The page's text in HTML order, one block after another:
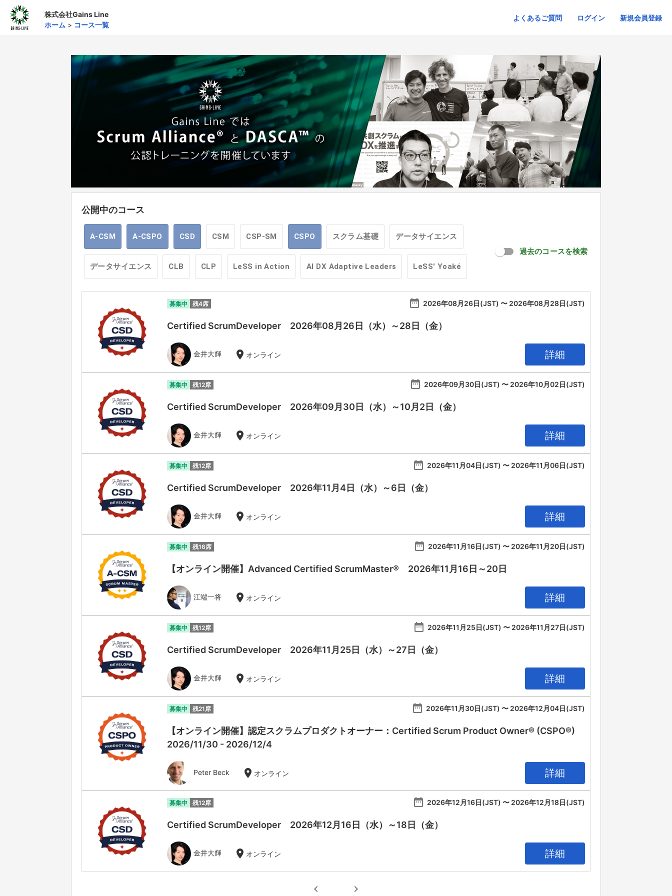
株式会社Gains Line
ホーム > コース一覧
よくあるご質問 ログイン 新規会員登録
公開中のコース
A-CSM A-CSPO CSD CSM CSP-SM CSPO スクラム基礎 データサイエンス
データサイエンス CLB CLP LeSS in Action AI DX Adaptive Leaders LeSS' Yoaké
過去のコースを検索
募集中 残4席 date_range 2026年08月26日(JST) 〜 2026年08月28日(JST)
Certified ScrumDeveloper 2026年08月26日（水）～28日（金）
金井大輝 location_on オンライン 詳細
募集中 残12席 date_range 2026年09月30日(JST) 〜 2026年10月02日(JST)
Certified ScrumDeveloper 2026年09月30日（水）～10月2日（金）
金井大輝 location_on オンライン 詳細
募集中 残12席 date_range 2026年11月04日(JST) 〜 2026年11月06日(JST)
Certified ScrumDeveloper 2026年11月4日（水）～6日（金）
金井大輝 location_on オンライン 詳細
募集中 残16席 date_range 2026年11月16日(JST) 〜 2026年11月20日(JST)
【オンライン開催】Advanced Certified ScrumMaster® 2026年11月16日～20日
江端一将 location_on オンライン 詳細
募集中 残12席 date_range 2026年11月25日(JST) 〜 2026年11月27日(JST)
Certified ScrumDeveloper 2026年11月25日（水）～27日（金）
金井大輝 location_on オンライン 詳細
募集中 残21席 date_range 2026年11月30日(JST) 〜 2026年12月04日(JST)
【オンライン開催】認定スクラムプロダクトオーナー：Certified Scrum Product Owner® (CSPO®)
2026/11/30 - 2026/12/4
Peter Beck location_on オンライン 詳細
募集中 残12席 date_range 2026年12月16日(JST) 〜 2026年12月18日(JST)
Certified ScrumDeveloper 2026年12月16日（水）～18日（金）
金井大輝 location_on オンライン 詳細
chevron_left chevron_right